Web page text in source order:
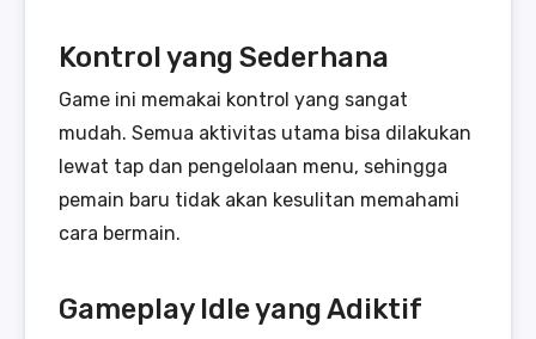
Kontrol yang Sederhana
Game ini memakai kontrol yang sangat
mudah. Semua aktivitas utama bisa dilakukan
lewat tap dan pengelolaan menu, sehingga
pemain baru tidak akan kesulitan memahami
cara bermain.
Gameplay Idle yang Adiktif